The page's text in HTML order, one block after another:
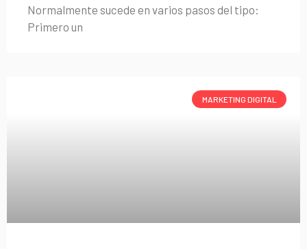
Normalmente sucede en varios pasos del tipo:
Primero un
MARKETING DIGITAL